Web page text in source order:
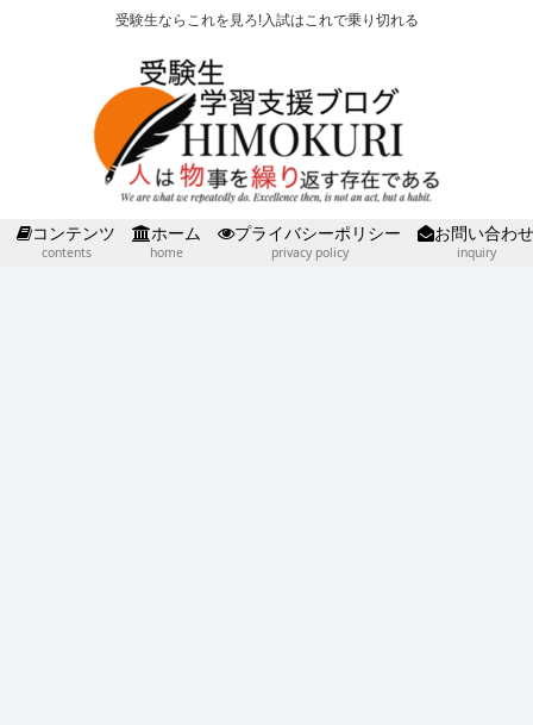
受験生ならこれを見ろ!入試はこれで乗り切れる
コンテンツ
contents
ホーム
home
プライバシーポリシー
privacy policy
お問い合わせ
inquiry